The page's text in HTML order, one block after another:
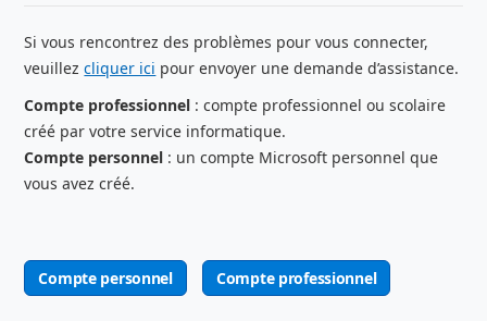
Si vous rencontrez des problèmes pour vous connecter,
veuillezcliquer ici pour envoyer une demande d’assistance.
Compte professionnel : compte professionnel ou scolaire
créé par votre service informatique.
Compte personnel : un compte Microsoft personnel que
vous avez créé.
Compte personnel Compte professionnel